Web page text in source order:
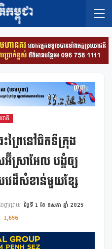
ជាតិ
ព្រៃនៅជិតទីក្រុង
ស្រាអែល បង្ខំឲ្យ
វេដ៏សំខាន់មួយខ្សែ
េញផ្សាយ ថ្ងៃទី 1 ខែ ឧសភា ឆ្នាំ 2025
1,656